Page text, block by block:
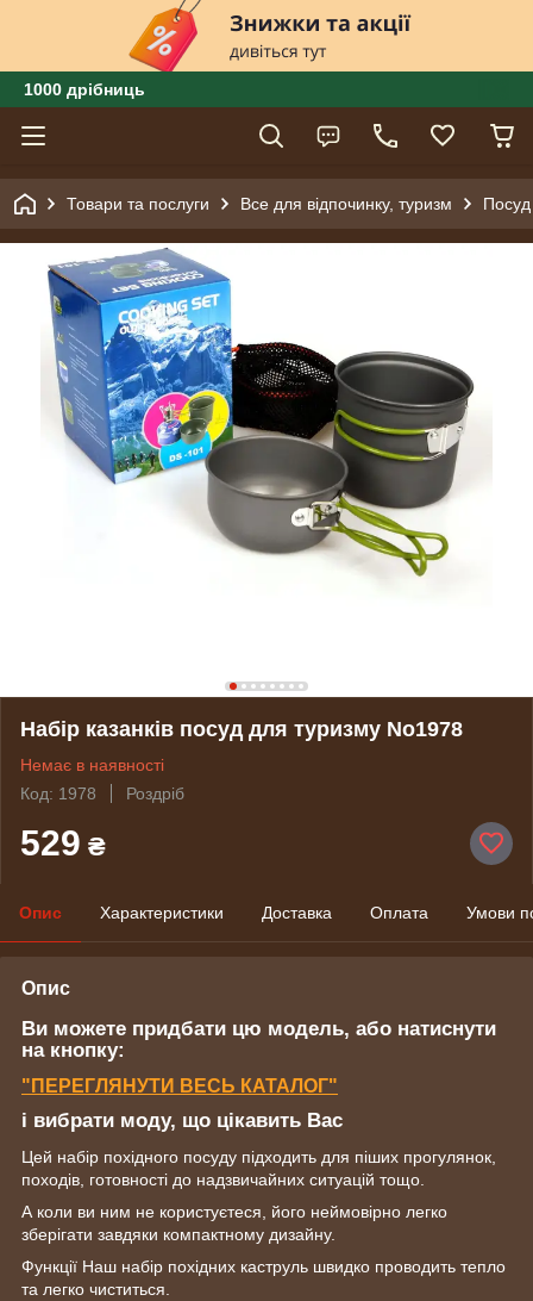
1000 дрібниць
Товари та послуги Все для відпочинку, туризм
Набір казанків посуд для туризму No1978
Немає в наявності
Код: 1978
Роздріб
529 ₴
Опис Характеристики Доставка Оплата Умови
Опис
Ви можете придбати цю модель, або натиснути
на кнопку:
"ПЕРЕГЛЯНУТИ ВЕСЬ КАТАЛОГ"
і вибрати моду, що цікавить Вас
Цей набір похідного посуду підходить для піших прогулянок,
походів, готовності до надзвичайних ситуацій тощо.
А коли ви ним не користуєтеся, його неймовірно легко
зберігати завдяки компактному дизайну.
Функції Наш набір похідних каструль швидко проводить тепло
та легко чиститься.